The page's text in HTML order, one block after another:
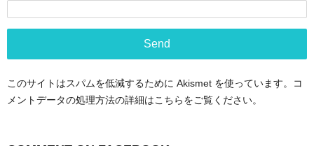
このサイトはスパムを低減するために Akismet を使っています。
コ
メントデータの処理方法の詳細はこちらをご覧ください。